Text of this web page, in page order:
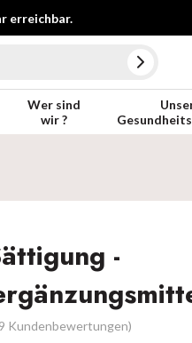
erreichbar.
Wer sind
wir ?
-
Kundenbewertungen)